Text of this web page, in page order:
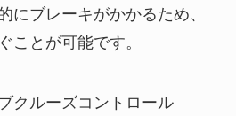
にブレーキがかかるため、
ことが可能です。
クルーズコントロール